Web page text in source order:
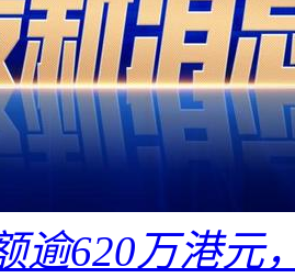
逾620万港元